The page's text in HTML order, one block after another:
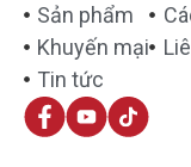
Sản phẩm
Khuyến mại
Tin tức